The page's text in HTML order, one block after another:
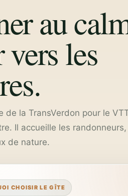
au
les
de la TransVerdon pour le
Il accueille les
de nature.
CHOISIR LE GÎTE